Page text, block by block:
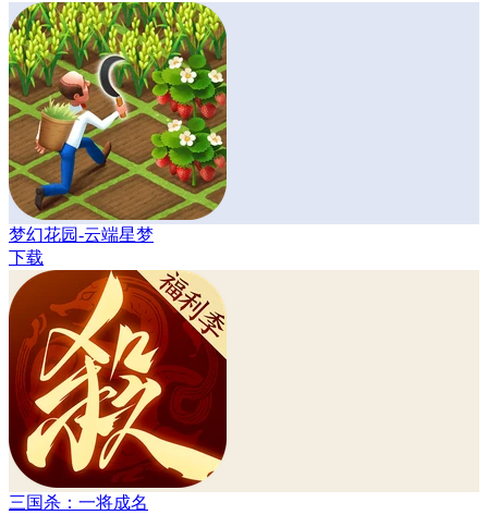
梦幻花园-云端星梦
下载
三国杀：一将成名